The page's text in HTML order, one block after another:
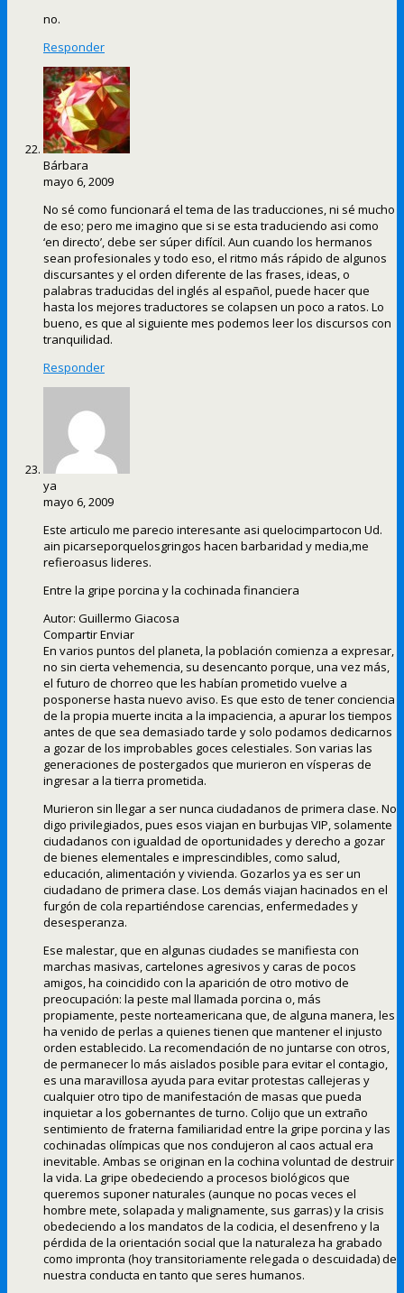
no.
Responder
Bárbara
mayo 6, 2009
No sé como funcionará el tema de las traducciones, ni sé mucho
de eso; pero me imagino que si se esta traduciendo asi como
‘en directo’, debe ser súper difícil. Aun cuando los hermanos
sean profesionales y todo eso, el ritmo más rápido de algunos
discursantes y el orden diferente de las frases, ideas, o
palabras traducidas del inglés al español, puede hacer que
hasta los mejores traductores se colapsen un poco a ratos. Lo
bueno, es que al siguiente mes podemos leer los discursos con
tranquilidad.
Responder
ya
mayo 6, 2009
Este articulo me parecio interesante asi quelocimpartocon Ud.
ain picarseporquelosgringos hacen barbaridad y media,me
refieroasus lideres.
Entre la gripe porcina y la cochinada financiera
Autor: Guillermo Giacosa
Compartir Enviar
En varios puntos del planeta, la población comienza a expresar,
no sin cierta vehemencia, su desencanto porque, una vez más,
el futuro de chorreo que les habían prometido vuelve a
posponerse hasta nuevo aviso. Es que esto de tener conciencia
de la propia muerte incita a la impaciencia, a apurar los tiempos
antes de que sea demasiado tarde y solo podamos dedicarnos
a gozar de los improbables goces celestiales. Son varias las
generaciones de postergados que murieron en vísperas de
ingresar a la tierra prometida.
Murieron sin llegar a ser nunca ciudadanos de primera clase. No
digo privilegiados, pues esos viajan en burbujas VIP, solamente
ciudadanos con igualdad de oportunidades y derecho a gozar
de bienes elementales e imprescindibles, como salud,
educación, alimentación y vivienda. Gozarlos ya es ser un
ciudadano de primera clase. Los demás viajan hacinados en el
furgón de cola repartiéndose carencias, enfermedades y
desesperanza.
Ese malestar, que en algunas ciudades se manifiesta con
marchas masivas, cartelones agresivos y caras de pocos
amigos, ha coincidido con la aparición de otro motivo de
preocupación: la peste mal llamada porcina o, más
propiamente, peste norteamericana que, de alguna manera, les
ha venido de perlas a quienes tienen que mantener el injusto
orden establecido. La recomendación de no juntarse con otros,
de permanecer lo más aislados posible para evitar el contagio,
es una maravillosa ayuda para evitar protestas callejeras y
cualquier otro tipo de manifestación de masas que pueda
inquietar a los gobernantes de turno. Colijo que un extraño
sentimiento de fraterna familiaridad entre la gripe porcina y las
cochinadas olímpicas que nos condujeron al caos actual era
inevitable. Ambas se originan en la cochina voluntad de destruir
la vida. La gripe obedeciendo a procesos biológicos que
queremos suponer naturales (aunque no pocas veces el
hombre mete, solapada y malignamente, sus garras) y la crisis
obedeciendo a los mandatos de la codicia, el desenfreno y la
pérdida de la orientación social que la naturaleza ha grabado
como impronta (hoy transitoriamente relegada o descuidada) de
nuestra conducta en tanto que seres humanos.